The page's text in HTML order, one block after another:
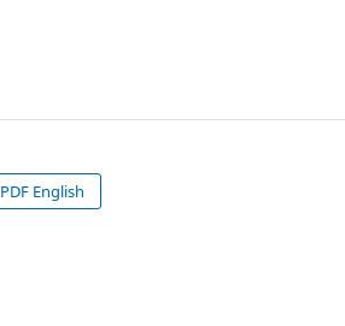
PDF English